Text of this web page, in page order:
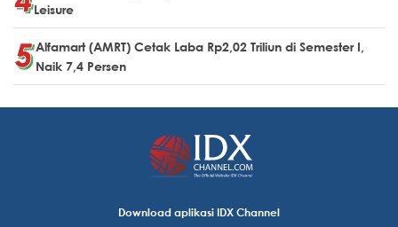
Leisure
Alfamart (AMRT) Cetak Laba Rp2,02 Triliun di Semester I,
Naik 7,4 Persen
Download aplikasi IDX Channel